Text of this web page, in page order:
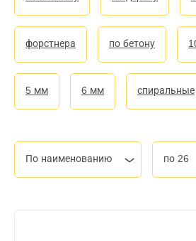
форстнера по бетону
5 мм 6 мм спиральные
По наименованию по 26